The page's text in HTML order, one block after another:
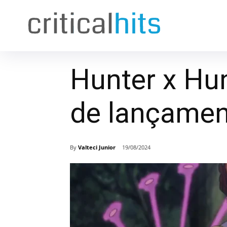
Hunter x
de
By Valteci Junior 19/08/2024